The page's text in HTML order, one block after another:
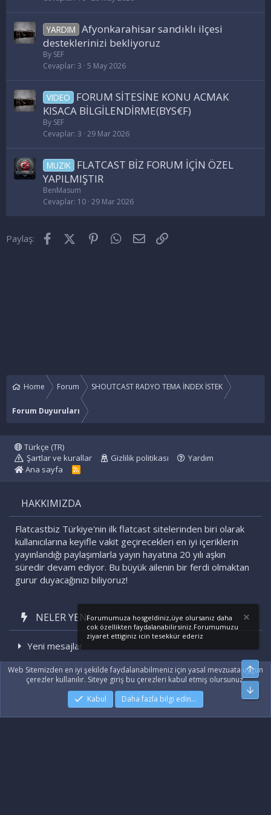
YARDIM Afyonkarahisar sandıklı ilçesi
desteklerinizi bekliyoruz
By SEF
Cevaplar 3 5 May 2026
VIDEO
FORUM SİTESİNE KONU ACMAK
KISACA BİLGİLENDİRME(BYS€F)
By SEF
Cevaplar 3 29 Mar 2026
MUZIK FLATCAST BİZ FORUM İÇİN ÖZEL
YAPILMIŞTIR
BenMasum
Cevaplar 10 29 Mar 2026
Paylaş: FacebookX (Twitter)PinterestWhatsApp
E-posta
Home Forum SHOUTCAST RADYO TEMA İNDEX İSTEK
Forum Duyuruları
Türkçe (TR)
Şartlar ve kurallar
Gizlilik politikası
Yardım
Ana sayfa
R
HAKKIMIZDA
Flatcastbiz Türkiye'nin ilk flatcast sitelerinden biri olarak
kullanıcılarına keyifle vakit geçirecekleri en iyi içeriklerin
yayınlandığı paylaşımlarla yayın hayatına 20 yılı aşkın
süredir devam ediyor. Bu büyük ailenin bir ferdi olmaktan
gurur duyacağınızı biliyoruz!
NELER YENI
Yeni mesajlar
Son etkinlikler
© by ©XenTR Xenforo Theme© by ©XenTR
Forumumuza hosgeldiniz,üye olursanız daha
cok özellikten faydalanabilirsiniz.Forumumuzu
ziyaret ettiginiz icin tesekkür ederiz
Web Sitemizden en iyi şekilde faydalanabilmeniz için yasal mevzuata uygun
çerezler kullanılır. Siteye giriş bu çerezleri kabul etmiş olursunuz.
Kabul
Daha fazla bilgi edin…
Üst
Alt